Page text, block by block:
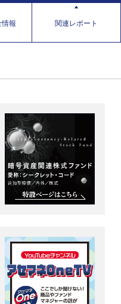
報 関連レポート